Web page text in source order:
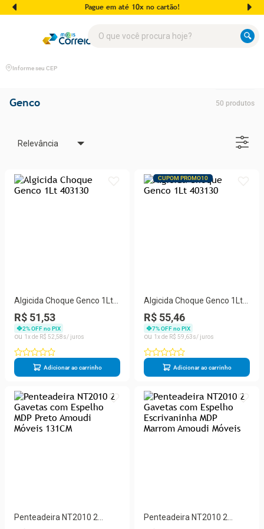
Pague em até 10x no cartão!
Informe seu CEP
Genco 50 produtos
Relevância
Algicida Choque Genco 1Lt
403130
R$ 51,53
2% OFF no PIX
1
R$ 52 58
Adicionar ao carrinho
CUPOM PROMO10
Algicida Choque Genco 1Lt
403130
R$ 55,46
7% OFF no PIX
1
R$ 59 63
Adicionar ao carrinho
Penteadeira NT2010 2
Penteadeira NT2010 2